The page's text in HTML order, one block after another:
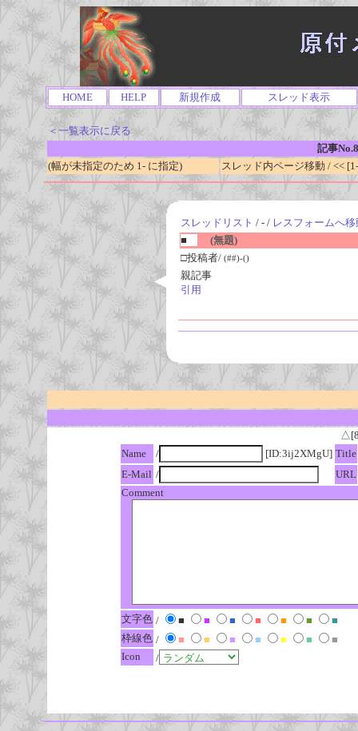
HOME HELP 新規作成 スレッド表示
＜一覧表示に戻る
記事
(幅が未指定のため 1- に指定)
スレッド内ページ移動 / <<
スレッドリスト / - / レスフォームへ移
■
(無題)
□投稿者/ (##)-()
親記事
引用
Name
/ [ID:3ij2XMgU] Title
E-Mail /
URL
Comment
文字色 / ■ ■ ■ ■ ■ ■
■
枠線色 / ■ ■ ■ ■ ■ ■
■
Icon
/